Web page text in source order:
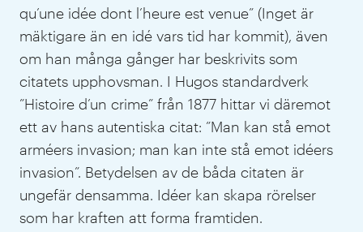
qu’une idée dont l’heure est venue” (Inget är
mäktigare än en idé vars tid har kommit), även
om han många gånger har beskrivits som
citatets upphovsman. I Hugos standardverk
”Histoire d’un crime” från 1877 hittar vi däremot
ett av hans autentiska citat: ”Man kan stå emot
arméers invasion; man kan inte stå emot idéers
invasion”. Betydelsen av de båda citaten är
ungefär densamma. Idéer kan skapa rörelser
som har kraften att forma framtiden.